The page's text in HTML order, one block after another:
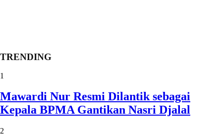
TRENDING
1
Mawardi Nur Resmi Dilantik sebagai
Kepala BPMA Gantikan Nasri Djalal
2